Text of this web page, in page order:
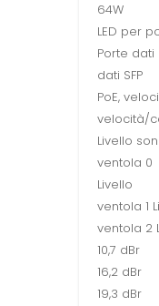
64W
LED per
Porte dati
dati SFP
PoE,
velocità/
Livello
ventola 0
Livello
ventola 1
ventola 2
10,7 dBr
16,2 dBr
19,3 dBr